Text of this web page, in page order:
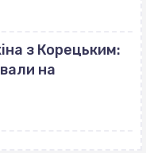
з Корецьким:
на